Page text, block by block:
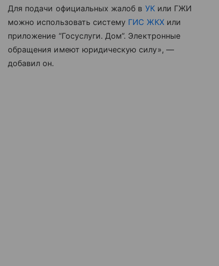
Для подачи официальных жалоб в УКили ГЖИ
можно использовать систему ГИС ЖКХили
приложение “Госуслуги. Дом”. Электронные
обращения имеют юридическую силу», —
добавил он.